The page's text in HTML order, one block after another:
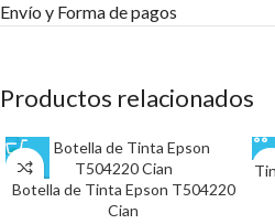
Envío y Forma de pagos​
Productos relacionados
Botella de Tinta Epson T504220
Cian